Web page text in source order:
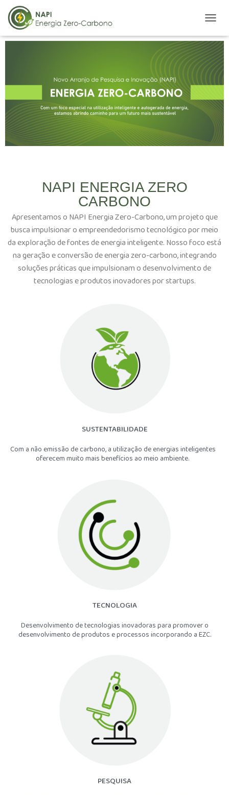
L
A
NAPI ENERGIA ZERO
CARBONO
Apresentamos o NAPI Energia Zero-Carbono, um projeto que
busca impulsionar o empreendedorismo tecnológico por meio
da exploração de fontes de energia inteligente. Nosso foco está
na geração e conversão de energia zero-carbono, integrando
soluções práticas que impulsionam o desenvolvimento de
tecnologias e produtos inovadores por startups.
SUSTENTABILIDADE
Com a não emissão de carbono, a utilização de energias inteligentes
oferecem muito mais benefícios ao meio ambiente.
TECNOLOGIA
Desenvolvimento de tecnologias inovadoras para promover o
desenvolvimento de produtos e processos incorporando a EZC.
PESQUISA